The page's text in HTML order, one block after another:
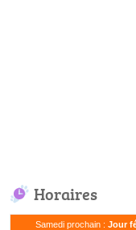
Horaires
Samedi prochain : Jour